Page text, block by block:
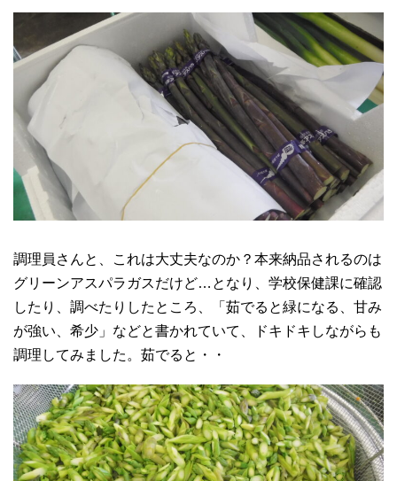
調理員さんと、これは大丈夫なのか？本来納品されるのは
グリーンアスパラガスだけど…となり、学校保健課に確認
したり、調べたりしたところ、「茹でると緑になる、甘み
が強い、希少」などと書かれていて、ドキドキしながらも
調理してみました。茹でると・・